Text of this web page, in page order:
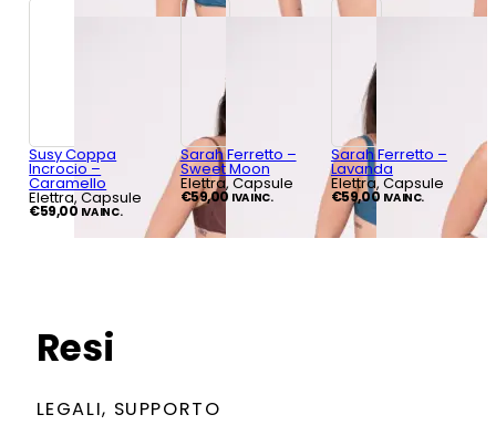
Susy Coppa
Incrocio –
Caramello
Elettra, Capsule
€59,00 IVA INC.
Sarah Ferretto –
Sweet Moon
Elettra, Capsule
€59,00 IVA INC.
Sarah Ferretto –
Lavanda
Elettra, Capsule
€59,00 IVA INC.
Resi
LEGALI, SUPPORTO